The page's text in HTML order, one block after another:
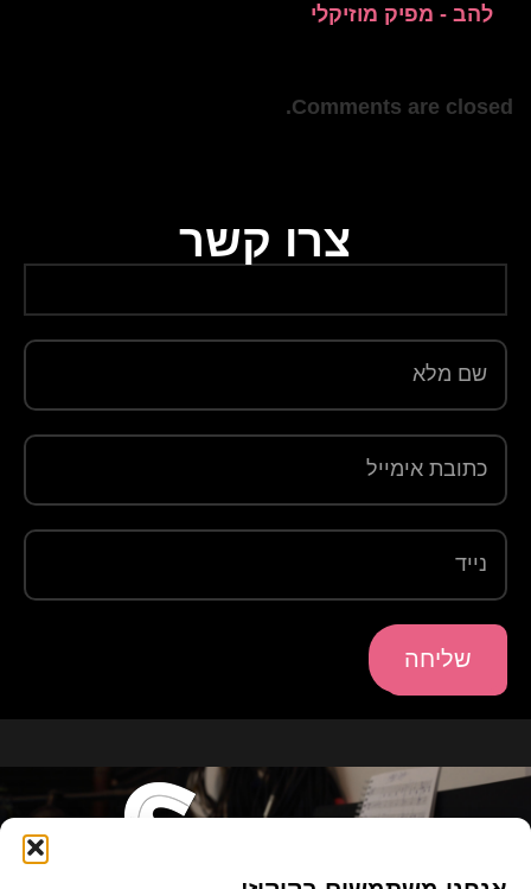
להב - מפיק מוזיקלי
Comments are closed.
צרו קשר
שליחה